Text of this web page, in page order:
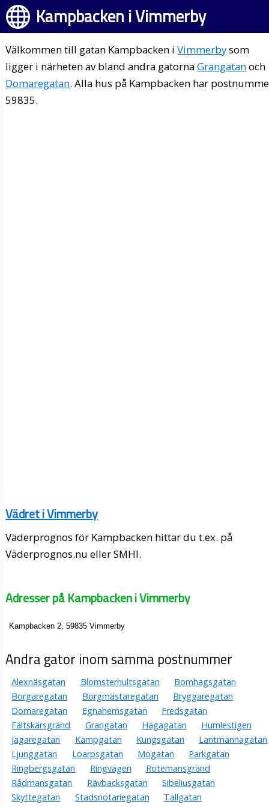
Kampbacken i Vimmerby
Välkommen till gatan Kampbacken iVimmerbysom
ligger i närheten av bland andra gatornaGrangatanoch
Domaregatan. Alla hus på Kampbacken har
59835.
Vädret i Vimmerby
Väderprognos för Kampbacken hittar du t.ex. på
Väderprognos.nu eller SMHI.
Adresser på Kampbacken i Vimmerby
Kampbacken 2, 59835 Vimmerby
Andra gator inom samma postnummer
Alexnäsgatan Blomsterhultsgatan
Bomhagsgatan
Borgaregatan
Borgmästaregatan
Bryggaregatan
Domaregatan
Egnahemsgatan
Fredsgatan
Fältskärsgränd
Grangatan Hagagatan
Humlestigen
Jägaregatan
Kampgatan Kungsgatan
Lantmannagatan
Ljunggatan
Loarpsgatan Mogatan
Parkgatan
Ringbergsgatan
Ringvägen
Rotemansgränd
Rådmansgatan
Rävbacksgatan
Sibeliusgatan
Skyttegatan
Stadsnotariegatan
Tallgatan